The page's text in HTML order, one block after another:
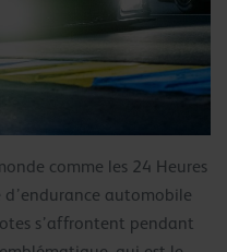
comme les 24 Heures
d’endurance automobile
s’affrontent pendant